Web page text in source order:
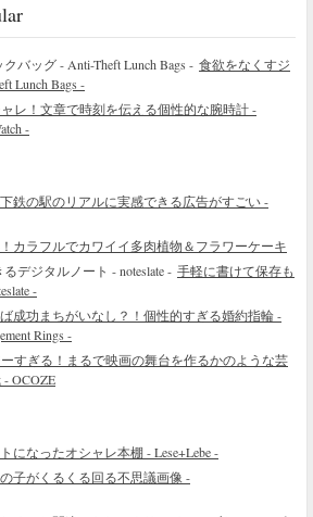
食欲をなくすジ
Lunch Bags -
レ！文章で時刻を伝える個性的な腕時計 -
-
鉄の駅のリアルに実感できる広告がすごい -
カラフルでカワイイ多肉植物＆フラワーケーキ
手軽に書けて保存も
-
成功まちがいなし？！個性的すぎる婚約指輪 -
Rings -
すぎる！まるで映画の舞台を作るかのような芸
OCOZE
になったオシャレ本棚 - Lese+Lebe -
子がくるくる回る不思議画像 -